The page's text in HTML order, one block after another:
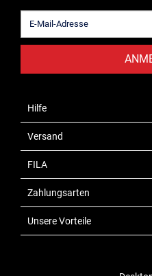
Hilfe
Versand
FILA
Zahlungsarten
Unsere Vorteile